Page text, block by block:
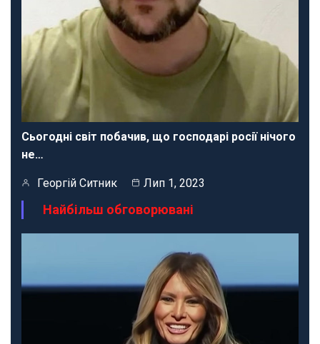
Сьогодні світ побачив, що господарі росії нічого
не…
Георгій Ситник Лип 1, 2023
Найбільш обговорювані